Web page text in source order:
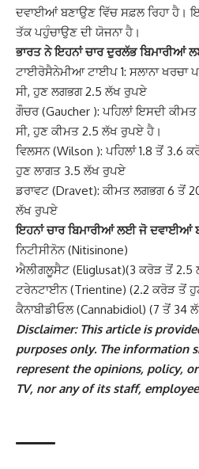
ਦਵਾਈਆਂ ਬਣਾਉਣ ਵਿੱਚ ਸਫ਼ਲ ਰਿਹਾ
ਤੱਕ ਪਹੁੰਚਾਉਣ ਦੀ ਯੋਜਨਾ ਹੈ।
ਭਾਰਤ ਨੇ ਇਹਨਾਂ ਚਾਰ ਦੁਰਲੱਭ
ਟਾਈਰੋਸੈਨੇਮੀਆ ਟਾਈਪ 1: ਸਲਾਨਾ ਖਰਚਾ
ਸੀ, ਹੁਣ ਲਗਭਗ 2.5 ਲੱਖ ਰੁਪਏ
ਗੌਚਰ (Gaucher ): ਪਹਿਲਾਂ ਇਸਦੀ
ਸੀ, ਹੁਣ ਕੀਮਤ 2.5 ਲੱਖ ਰੁਪਏ ਹੈ।
ਵਿਲਸਨ (Wilson ): ਪਹਿਲਾਂ 1.8 ਤੋਂ 3.6
ਹੁਣ ਲਾਗਤ 3.5 ਲੱਖ ਰੁਪਏ
ਡਰਾਵਟ (Dravet): ਕੀਮਤ ਲਗਭਗ 6 ਤੋਂ
ਲੱਖ ਰੁਪਏ
ਇਹਨਾਂ ਚਾਰ ਬਿਮਾਰੀਆਂ ਲਈ ਜੋ
ਨਿਟੀਸੀਨੋਨ (Nitisinone)
ਐਲੀਗਲੂਸੈਟ (Eliglusat)(3 ਕਰੋੜ ਤੋਂ 2.5
ਟਰੇਨਟਾਈਨ (Trientine) (2.2 ਕਰੋੜ ਤੋਂ
ਕੈਨਾਬੀਡੀਓਲ (Cannabidiol) (7 ਤੋਂ 34
Disclaimer: This article is
purposes only. The information
represent the opinions, policy,
TV, nor any of its staff,